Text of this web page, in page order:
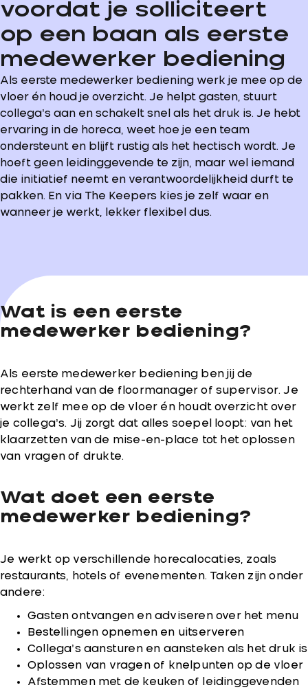
voordat je solliciteert
op een baan als eerste
medewerker bediening
Als eerste medewerker bediening werk je mee op de
vloer én houd je overzicht. Je helpt gasten, stuurt
collega’s aan en schakelt snel als het druk is. Je hebt
ervaring in de horeca, weet hoe je een team
ondersteunt en blijft rustig als het hectisch wordt. Je
hoeft geen leidinggevende te zijn, maar wel iemand
die initiatief neemt en verantwoordelijkheid durft te
pakken. En via The Keepers kies je zelf waar en
wanneer je werkt, lekker flexibel dus.
Wat is een eerste
medewerker bediening?
Als eerste medewerker bediening ben jij de
rechterhand van de floormanager of supervisor. Je
werkt zelf mee op de vloer én houdt overzicht over
je collega’s. Jij zorgt dat alles soepel loopt: van het
klaarzetten van de mise-en-place tot het oplossen
van vragen of drukte.
Wat doet een eerste
medewerker bediening?
Je werkt op verschillende horecalocaties, zoals
restaurants, hotels of evenementen. Taken zijn onder
andere:
Gasten ontvangen en adviseren over het menu
Bestellingen opnemen en uitserveren
Collega’s aansturen en aansteken als het druk is
Oplossen van vragen of knelpunten op de vloer
Afstemmen met de keuken of leidinggevenden